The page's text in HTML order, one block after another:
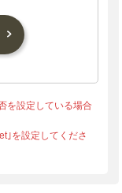
を設定している場合
｣を設定してくださ